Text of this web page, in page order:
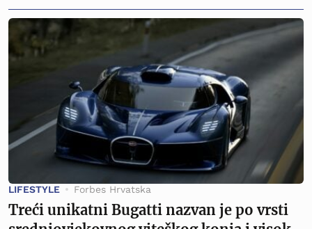
LIFESTYLE Forbes Hrvatska
Treći unikatni Bugatti nazvan je po vrsti